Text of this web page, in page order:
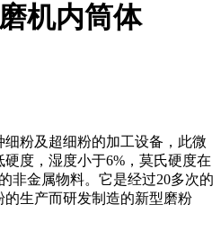
机内筒体
粉及超细粉的加工设备，此微
度，湿度小于6%，莫氏硬度在
非金属物料。它是经过20多次的
生产而研发制造的新型磨粉